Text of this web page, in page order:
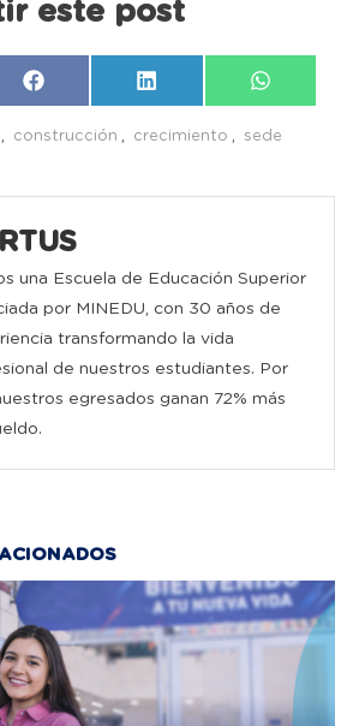
este post
Compartir
en
Facebook
Compartir
en
LinkedIn
Compartir
en
, construcción , crecimiento ,
sede
una Escuela de Educación Superior
por MINEDU, con 30 años de
transformando la vida
de nuestros estudiantes. Por
egresados ganan 72% más